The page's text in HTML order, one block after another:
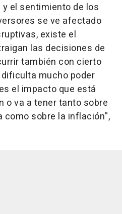
el sentimiento de los
se ve afectado
existe el
las decisiones de
también con cierto
mucho poder
el impacto que está
o va a tener tanto sobre
como sobre la inflación",